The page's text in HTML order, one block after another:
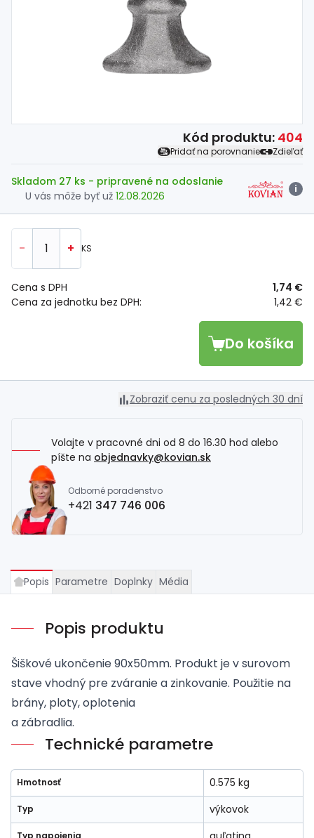
Kód produktu: 404
Pridať na porovnanie Zdieľať
Skladom 27 ks - pripravené na odoslanie
U vás môže byť už 12.08.2026
i
- + KS
Cena za jednotku bez DPH: 1,42 €
Cena s DPH 1,74 €
Do košíka
Zobraziť cenu za posledných 30 dní
Volajte v pracovné dni od 8 do 16.30 hod alebo
píšte na objednavky@kovian.sk
Odborné poradenstvo
+421 347 746 006
Popis Parametre Doplnky Média
Popis produktu
Šiškové ukončenie 90x50mm. Produkt je v surovom
stave vhodný pre zváranie a zinkovanie. Použitie na
brány, ploty, oplotenia
a zábradlia.
Technické parametre
Hmotnosť 0.575 kg
Typ výkovok
Typ napojenia